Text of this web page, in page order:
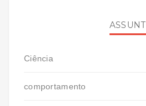
Ciência
comportamento